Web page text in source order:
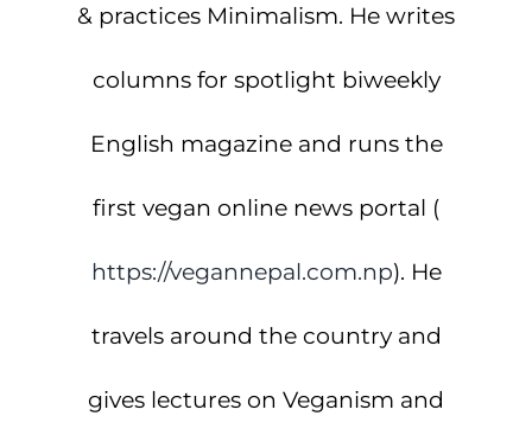
& practices Minimalism. He writes
columns for spotlight biweekly
English magazine and runs the
first vegan online news portal (
https://vegannepal.com.np). He
travels around the country and
gives lectures on Veganism and